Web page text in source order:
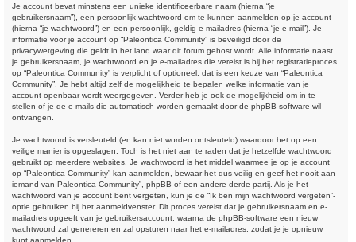
Je account bevat minstens een unieke identificeerbare naam (hierna “je
gebruikersnaam”), een persoonlijk wachtwoord om te kunnen aanmelden op je account
(hierna “je wachtwoord”) en een persoonlijk, geldig e-mailadres (hierna “je e-mail”). Je
informatie voor je account op “Paleontica Community” is beveiligd door de
privacywetgeving die geldt in het land waar dit forum gehost wordt. Alle informatie naast
je gebruikersnaam, je wachtwoord en je e-mailadres die vereist is bij het registratieproces
op “Paleontica Community” is verplicht of optioneel, dat is een keuze van “Paleontica
Community”. Je hebt altijd zelf de mogelijkheid te bepalen welke informatie van je
account openbaar wordt weergegeven. Verder heb je ook de mogelijkheid om in te
stellen of je de e-mails die automatisch worden gemaakt door de phpBB-software wil
ontvangen.
Je wachtwoord is versleuteld (en kan niet worden ontsleuteld) waardoor het op een
veilige manier is opgeslagen. Toch is het niet aan te raden dat je hetzelfde wachtwoord
gebruikt op meerdere websites. Je wachtwoord is het middel waarmee je op je account
op “Paleontica Community” kan aanmelden, bewaar het dus veilig en geef het nooit aan
iemand van Paleontica Community”, phpBB of een andere derde partij. Als je het
wachtwoord van je account bent vergeten, kun je de “Ik ben mijn wachtwoord vergeten”-
optie gebruiken bij het aanmeldvenster. Dit proces vereist dat je gebruikersnaam en e-
mailadres opgeeft van je gebruikersaccount, waarna de phpBB-software een nieuw
wachtwoord zal genereren en zal opsturen naar het e-mailadres, zodat je je opnieuw
kunt aanmelden.